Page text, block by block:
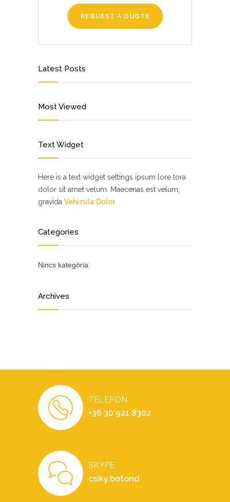
REQUEST A QUOTE
Latest Posts
Most Viewed
Text Widget
Here is a text widget settings ipsum lore tora
dolor sit amet velum. Maecenas est velum,
gravida Vehicula Dolor
Categories
Nincs kategória
Archives
TELEFON
+36 30 921 8302
SKYPE
csiky.botond